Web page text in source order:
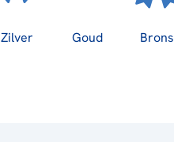
Zilver Goud Brons